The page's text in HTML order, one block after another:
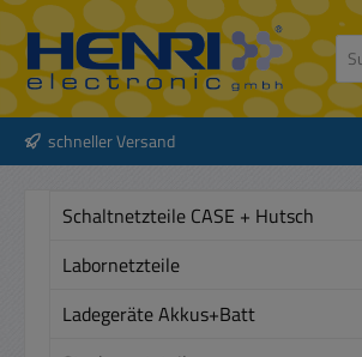
Hauptinhalt springen
Zur Suche springen
Zur Hauptnavigation springen
schneller Versand
Schaltnetzteile CASE + Hutsch
Labornetzteile
Ladegeräte Akkus+Batt